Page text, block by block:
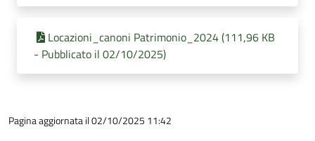
Locazioni_canoni Patrimonio_2024 (111,96 KB
- Pubblicato il 02/10/2025)
Pagina aggiornata il 02/10/2025 11:42